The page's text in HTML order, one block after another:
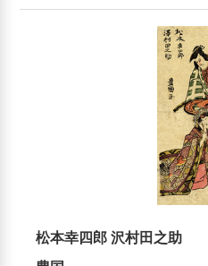
松本幸四郎 沢村田之助